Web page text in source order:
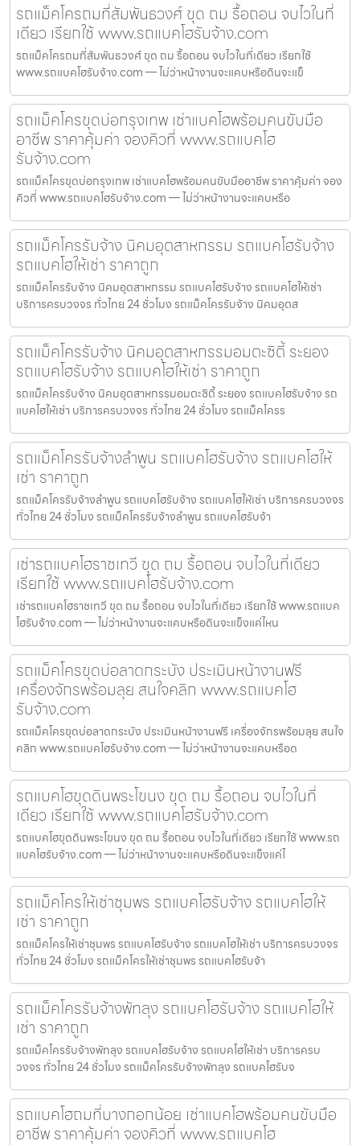
รถแม็คโครถมที่สัมพันธวงศ์ ขุด ถม รื้อถอน จบไวในที่
เดียว เรียกใช้ www.รถแบคโฮรับจ้าง.com
รถแม็คโครถมที่สัมพันธวงศ์ ขุด ถม รื้อถอน จบไวในที่เดียว เรียกใช้
www.รถแบคโฮรับจ้าง.com — ไม่ว่าหน้างานจะแคบหรือดินจะแข็
รถแม็คโครขุดบ่อกรุงเทพ เช่าแบคโฮพร้อมคนขับมือ
อาชีพ ราคาคุ้มค่า จองคิวที่ www.รถแบคโฮ
รับจ้าง.com
รถแม็คโครขุดบ่อกรุงเทพ เช่าแบคโฮพร้อมคนขับมืออาชีพ ราคาคุ้มค่า จอง
คิวที่ www.รถแบคโฮรับจ้าง.com — ไม่ว่าหน้างานจะแคบหรือ
รถแม็คโครรับจ้าง นิคมอุตสาหกรรม รถแบคโฮรับจ้าง
รถแบคโฮให้เช่า ราคาถูก
รถแม็คโครรับจ้าง นิคมอุตสาหกรรม รถแบคโฮรับจ้าง รถแบคโฮให้เช่า
บริการครบวงจร ทั่วไทย 24 ชั่วโมง รถแม็คโครรับจ้าง นิคมอุตส
รถแม็คโครรับจ้าง นิคมอุตสาหกรรมอมตะซิตี้ ระยอง
รถแบคโฮรับจ้าง รถแบคโฮให้เช่า ราคาถูก
รถแม็คโครรับจ้าง นิคมอุตสาหกรรมอมตะซิตี้ ระยอง รถแบคโฮรับจ้าง รถ
แบคโฮให้เช่า บริการครบวงจร ทั่วไทย 24 ชั่วโมง รถแม็คโครร
รถแม็คโครรับจ้างลำพูน รถแบคโฮรับจ้าง รถแบคโฮให้
เช่า ราคาถูก
รถแม็คโครรับจ้างลำพูน รถแบคโฮรับจ้าง รถแบคโฮให้เช่า บริการครบวงจร
ทั่วไทย 24 ชั่วโมง รถแม็คโครรับจ้างลำพูน รถแบคโฮรับจ้า
เช่ารถแบคโฮราชเทวี ขุด ถม รื้อถอน จบไวในที่เดียว
เรียกใช้ www.รถแบคโฮรับจ้าง.com
เช่ารถแบคโฮราชเทวี ขุด ถม รื้อถอน จบไวในที่เดียว เรียกใช้ www.รถแบค
โฮรับจ้าง.com — ไม่ว่าหน้างานจะแคบหรือดินจะแข็งแค่ไหน
รถแม็คโครขุดบ่อลาดกระบัง ประเมินหน้างานฟรี
เครื่องจักรพร้อมลุย สนใจคลิก www.รถแบคโฮ
รับจ้าง.com
รถแม็คโครขุดบ่อลาดกระบัง ประเมินหน้างานฟรี เครื่องจักรพร้อมลุย สนใจ
คลิก www.รถแบคโฮรับจ้าง.com — ไม่ว่าหน้างานจะแคบหรือด
รถแบคโฮขุดดินพระโขนง ขุด ถม รื้อถอน จบไวในที่
เดียว เรียกใช้ www.รถแบคโฮรับจ้าง.com
รถแบคโฮขุดดินพระโขนง ขุด ถม รื้อถอน จบไวในที่เดียว เรียกใช้ www.รถ
แบคโฮรับจ้าง.com — ไม่ว่าหน้างานจะแคบหรือดินจะแข็งแค่ไ
รถแม็คโครให้เช่าชุมพร รถแบคโฮรับจ้าง รถแบคโฮให้
เช่า ราคาถูก
รถแม็คโครให้เช่าชุมพร รถแบคโฮรับจ้าง รถแบคโฮให้เช่า บริการครบวงจร
ทั่วไทย 24 ชั่วโมง รถแม็คโครให้เช่าชุมพร รถแบคโฮรับจ้า
รถแม็คโครรับจ้างพัทลุง รถแบคโฮรับจ้าง รถแบคโฮให้
เช่า ราคาถูก
รถแม็คโครรับจ้างพัทลุง รถแบคโฮรับจ้าง รถแบคโฮให้เช่า บริการครบ
วงจร ทั่วไทย 24 ชั่วโมง รถแม็คโครรับจ้างพัทลุง รถแบคโฮรับจ
รถแบคโฮถมที่บางกอกน้อย เช่าแบคโฮพร้อมคนขับมือ
อาชีพ ราคาคุ้มค่า จองคิวที่ www.รถแบคโฮ